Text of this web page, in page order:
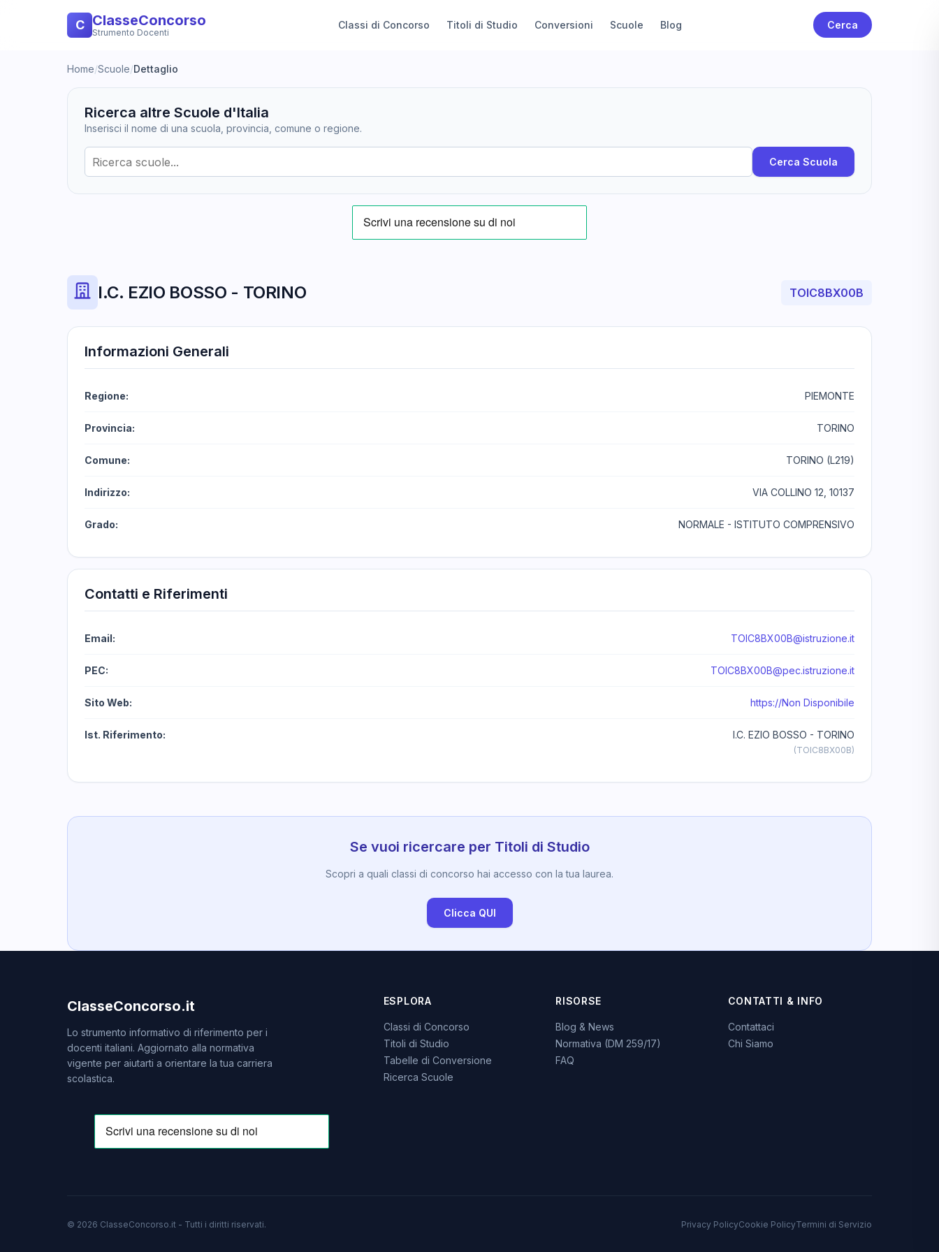
C ClasseConcorso
Strumento Docenti
Classi di Concorso Titoli di Studio Conversioni Scuole Blog Cerca
Home/Scuole/Dettaglio
Ricerca altre Scuole d'Italia
Inserisci il nome di una scuola, provincia, comune o regione.
Cerca Scuola
I.C. EZIO BOSSO - TORINO TOIC8BX00B
Informazioni Generali
Regione: PIEMONTE
Provincia: TORINO
Comune: TORINO (L219)
Indirizzo: VIA COLLINO 12, 10137
Grado: NORMALE - ISTITUTO COMPRENSIVO
Contatti e Riferimenti
Email: TOIC8BX00B@istruzione.it
PEC: TOIC8BX00B@pec.istruzione.it
Sito Web: https://Non Disponibile
Ist. Riferimento: I.C. EZIO BOSSO - TORINO
(TOIC8BX00B)
Se vuoi ricercare per Titoli di Studio
Scopri a quali classi di concorso hai accesso con la tua laurea.
Clicca QUI
ClasseConcorso.it
Lo strumento informativo di riferimento per i
docenti italiani. Aggiornato alla normativa
vigente per aiutarti a orientare la tua carriera
scolastica.
ESPLORA
Classi di Concorso
Titoli di Studio
Tabelle di Conversione
Ricerca Scuole
RISORSE
Blog & News
Normativa (DM 259/17)
FAQ
CONTATTI & INFO
Contattaci
Chi Siamo
© 2026 ClasseConcorso.it - Tutti i diritti riservati. Privacy PolicyCookie PolicyTermini di Servizio